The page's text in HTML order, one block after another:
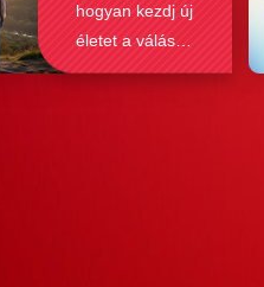
hogyan kezdj új
életet a válás
után?